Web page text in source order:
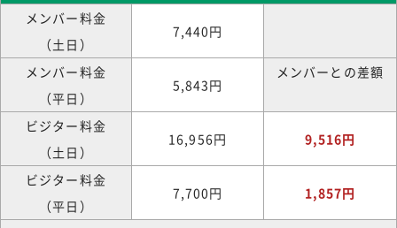
メンバー料金
（土日）
7,440円
メンバー料金
（平日）
5,843円
メンバーとの差額
ビジター料金
（土日）
16,956円 9,516円
ビジター料金
（平日）
7,700円 1,857円